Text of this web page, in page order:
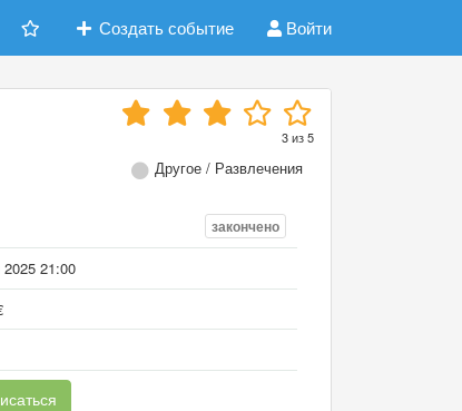
Создать событие Войти
3из5
Другое / Развлечения
закончено
21:00